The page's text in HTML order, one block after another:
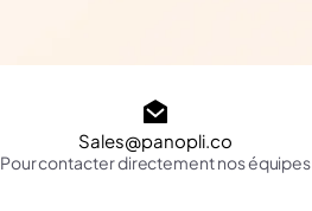
Sales@panopli.co
Pour contacter directement nos équipes